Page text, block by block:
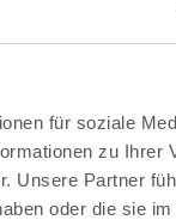
für soziale
zu Ihrer
Unsere Partner
oder die sie